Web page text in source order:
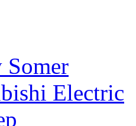
Somer
Electric